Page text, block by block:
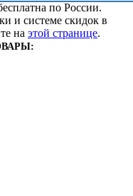
по России.
и системе скидок в
на этой странице.